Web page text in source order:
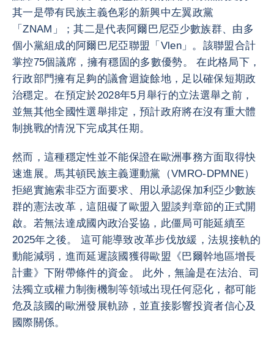
其一是帶有民族主義色彩的新興中左翼政黨
「ZNAM」；其二是代表阿爾巴尼亞少數族群、由多
個小黨組成的阿爾巴尼亞聯盟「Vlen」。該聯盟合計
掌控75個議席，擁有穩固的多數優勢。 在此格局下，
行政部門擁有足夠的議會迴旋餘地，足以確保短期政
治穩定。在預定於2028年5月舉行的立法選舉之前，
並無其他全國性選舉排定，預計政府將在沒有重大體
制挑戰的情況下完成其任期。
然而，這種穩定性並不能保證在歐洲事務方面取得快
速進展。馬其頓民族主義運動黨（VMRO-DPMNE）
拒絕實施索非亞方面要求、用以承認保加利亞少數族
群的憲法改革，這阻礙了歐盟入盟談判章節的正式開
啟。若無法達成國內政治妥協，此僵局可能延續至
2025年之後。 這可能導致改革步伐放緩，法規接軌的
動能減弱，進而延遲該國獲得歐盟《巴爾幹地區增長
計畫》下附帶條件的資金。 此外，無論是在法治、司
法獨立或權力制衡機制等領域出現任何惡化，都可能
危及該國的歐洲發展軌跡，並直接影響投資者信心及
國際關係。